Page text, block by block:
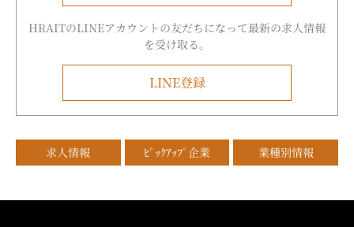
HRAITのLINEアカウントの友だちになって最新の求人情報
を受け取る。
LINE登録
求人情報 ﾋﾟｯｸｱｯﾌﾟ企業 業種別情報